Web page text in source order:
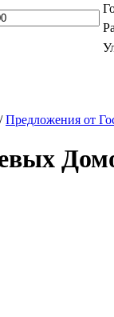
/Предложения от